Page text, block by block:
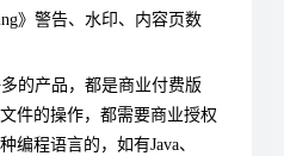
》警告、水印、内容页数
多的产品，都是商业付费版
件的操作，都需要商业授权
编程语言的，如有Java、